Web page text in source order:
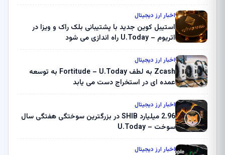
اخبار ارز دیجیتال
استیبل کوین جدید با پشتیبانی بلک راک و ویزا در
اتریوم – U.Today راه اندازی می شود
اخبار ارز دیجیتال
Zcash به لطف Fortitude – U.Today به توسعه
عمده ای در استخراج دست می یابد
اخبار ارز دیجیتال
2.96 میلیارد SHIB در بزرگترین سوختگی هفتگی سال
سوخت – U.Today
اخبار ارز دیجیتال